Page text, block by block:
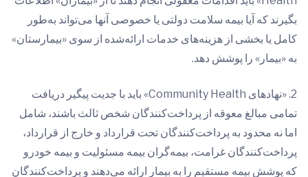
بگیرند که آیا بیمه سلامت دولتی یا خصوصی آنها می‌تواند به‌طور
کامل یا بخشی از هزینه‌های خدمات ارائه‌شده از سوی «بیمارستان»
به «بیمار» را پوشش دهد.
2. «نهادهای Community Health» باید با جدیت پیگیر دریافت
تمامی مبالغ معوقه از پرداخت‌کنندگان شخص ثالث باشند، شامل
اما نه محدود به پرداخت‌کنندگان تحت قرارداد و خارج از قرارداد،
پرداخت‌کنندگان غرامت، بیمه‌گران بیمه مسئولیت و بیمه خودرو
که پوشش بیمه مستقیم را به بیمار ارائه می‌دهند و پرداخت‌کنندگان